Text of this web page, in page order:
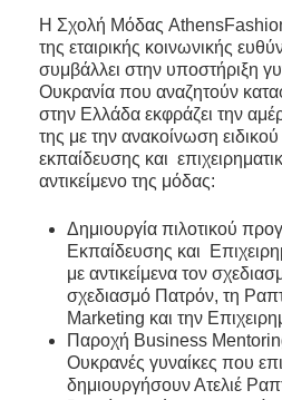
Η Σχολή Μόδας
της εταιρικής κοινωνικής
συμβάλλει στην υποστήριξη
Ουκρανία που αναζητούν
στην Ελλάδα εκφράζει την
της με την ανακοίνωση
εκπαίδευσης και
αντικείμενο της μόδας:
Δημιουργία πιλοτικού
Εκπαίδευσης και
με αντικείμενα τον
σχεδιασμό Πατρόν, τη
Marketing και την
Παροχή Βusiness
Ουκρανές γυναίκες που
δημιουργήσουν Ατελιέ